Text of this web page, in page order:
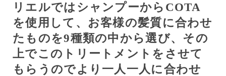
リエルではシャンプーから COTA
を使用して、お客様の髪質に合わせ
たものを9種類の中から選び、その
上でこのトリートメントをさせて
もらうのでより一人一人に合わせ